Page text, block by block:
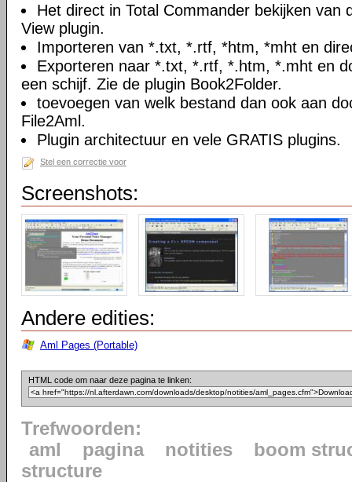
Het direct in Total Commander bekijken van
View plugin.
Importeren van *.txt, *.rtf, *htm, *mht en
Exporteren naar *.txt, *.rtf, *.htm, *.mht en
een schijf. Zie de plugin Book2Folder.
toevoegen van welk bestand dan ook aan
File2Aml.
Plugin architectuur en vele GRATIS plugins.
Stel een correctie voor
Screenshots:
Andere edities:
Aml Pages (Portable)
HTML code om naar deze pagina te linken:
Trefwoorden:
aml
pagina notities
boom
structure